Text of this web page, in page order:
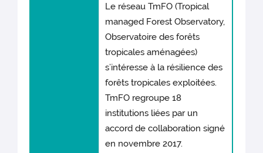
Le réseau TmFO (Tropical
managed Forest Observatory,
Observatoire des forêts
tropicales aménagées)
s’intéresse à la résilience des
forêts tropicales exploitées.
TmFO regroupe 18
institutions liées par un
accord de collaboration signé
en novembre 2017.